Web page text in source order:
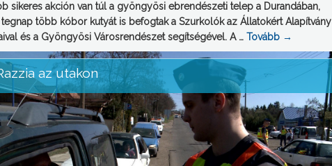
sikeres akción van túl a gyöngyösi ebrendészeti telep a Durandában,
tegnap több kóbor kutyát is befogtak a Szurkolók az Állatokért Alapítvány
és a Gyöngyösi Városrendészet segítségével. A … Tovább →
az utakon